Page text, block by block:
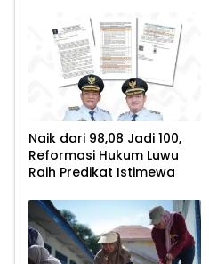
Naik dari 98,08 Jadi 100,
Reformasi Hukum Luwu
Raih Predikat Istimewa